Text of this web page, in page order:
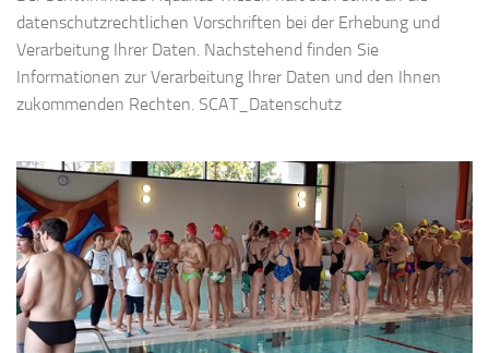
datenschutzrechtlichen Vorschriften bei der Erhebung und
Verarbeitung Ihrer Daten. Nachstehend finden Sie
Informationen zur Verarbeitung Ihrer Daten und den Ihnen
zukommenden Rechten. SCAT_Datenschutz